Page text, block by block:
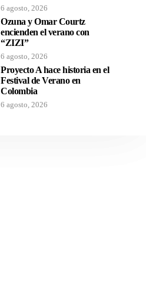
6 agosto, 2026
Ozuna y Omar Courtz
encienden el verano con
“ZIZI”
6 agosto, 2026
Proyecto A hace historia en el
Festival de Verano en
Colombia
6 agosto, 2026